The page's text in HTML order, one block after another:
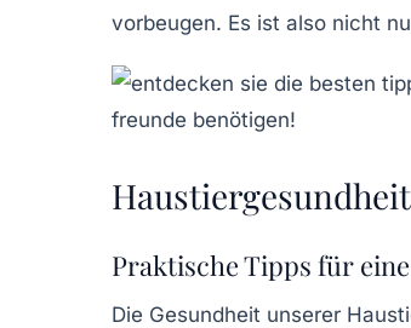
vorbeugen. Es ist also nicht
Praktische Tipps für
Die Gesundheit unserer